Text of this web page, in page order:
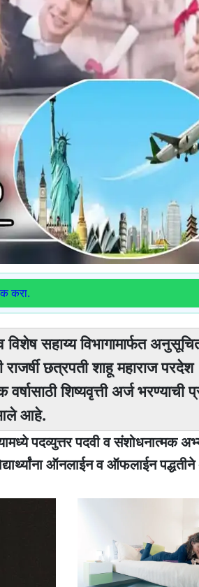
करा.
सहाय्य विभागामार्फत
राजर्षी छत्रपती शाहू महाराज परदेश
शिष्यवृत्ती अर्ज भरण्याची
आले आहे.
यामध्ये पदव्युत्तर पदवी व संशोधनात्मक
ऑनलाईन व ऑफलाईन पद्धतीने